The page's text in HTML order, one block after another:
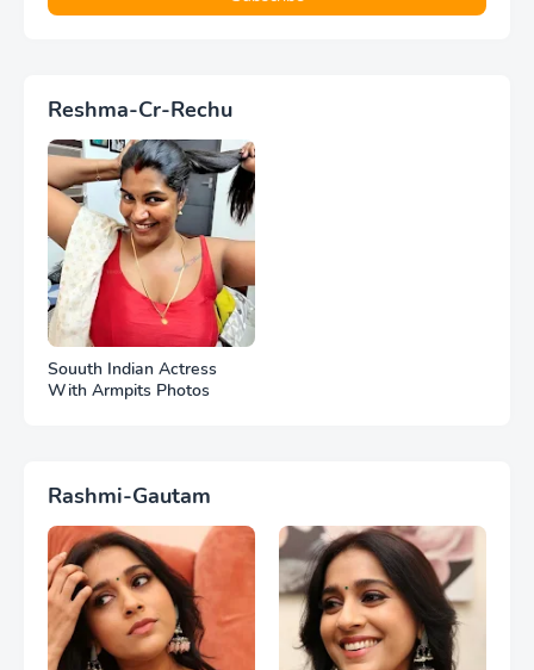
Reshma-Cr-Rechu
Souuth Indian Actress
With Armpits Photos
Rashmi-Gautam